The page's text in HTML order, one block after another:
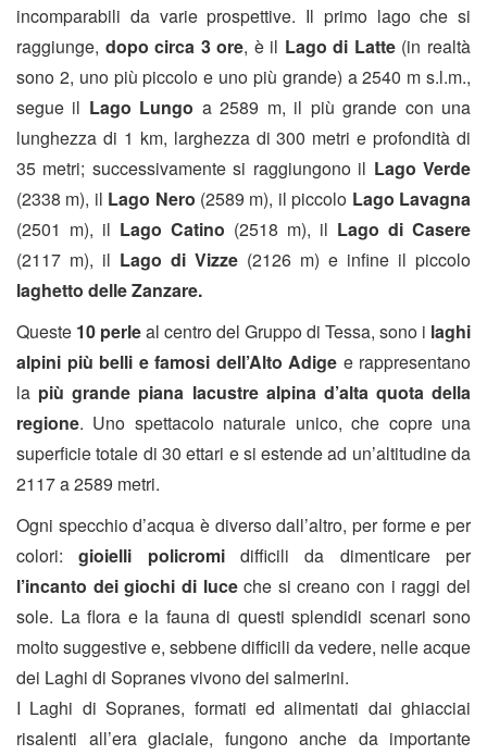
incomparabili da varie prospettive. Il primo lago che si
raggiunge, dopo circa 3 ore, è il Lago di Latte(in realtà
sono 2, uno più piccolo e uno più grande) a 2540 m s.l.m.,
segue il Lago Lungo a 2589 m, il più grande con una
lunghezza di 1 km, larghezza di 300 metri e profondità di
35 metri; successivamente si raggiungono il Lago Verde
(2338 m), il Lago Nero (2589 m), il piccolo Lago Lavagna
(2501 m), il Lago Catino (2518 m), il Lago di Casere
(2117 m), il Lago di Vizze (2126 m) e infine il piccolo
laghetto delle Zanzare.
Queste 10 perleal centro del Gruppo di Tessa, sono i laghi
alpini più belli e famosi dell’Alto Adige e rappresentano
la più grande piana lacustre alpina d’alta quota della
regione. Uno spettacolo naturale unico, che copre una
superficie totale di 30 ettari e si estende ad un’altitudine da
2117 a 2589 metri.
Ogni specchio d’acqua è diverso dall’altro, per forme e per
colori:gioielli policromidifficili da dimenticare per
l’incanto dei giochi di luceche si creano con i raggi del
sole. La flora e la fauna di questi splendidi scenari sono
molto suggestive e, sebbene difficili da vedere, nelle acque
dei Laghi di Sopranes vivono dei salmerini.
I Laghi di Sopranes, formati ed alimentati dai ghiacciai
risalenti all’era glaciale, fungono anche da importante